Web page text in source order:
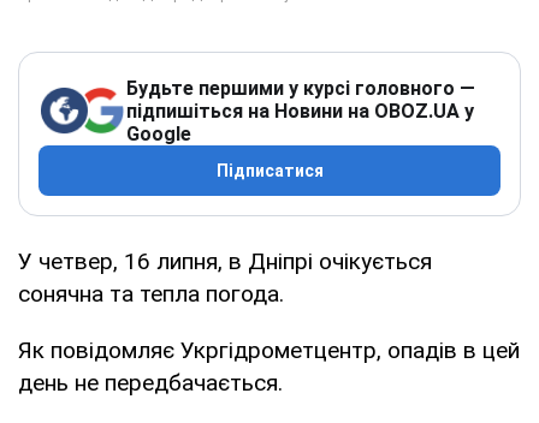
Будьте першими у курсі головного —
підпишіться на Новини на OBOZ.UA у
Google
Підписатися
У четвер, 16 липня, в Дніпрі очікується
сонячна та тепла погода.
Як повідомляє Укргідрометцентр, опадів в цей
день не передбачається.